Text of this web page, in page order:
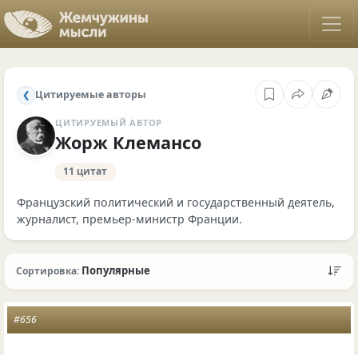
❮ Цитируемые авторы
ЦИТИРУЕМЫЙ АВТОР
Жорж Клемансо
11 цитат
Французский политический и государственный деятель,
журналист, премьер-министр Франции.
Сортировка: Популярные
#656